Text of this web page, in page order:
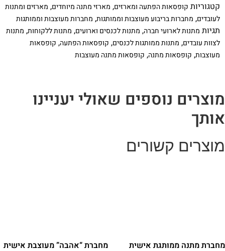
ממותגת
+
מחברת
ממותגת
מתנה
לכנסים
וארועים
קטגוריותקופסאות הפתעה ומארזים,מארזי מתנה מיוחדים,מארזים ומתנות
לעובדים,מחברות בריבוע מעוצבות וממותגות,מחברות מעוצבות וממותגות
תגיותמתנות לארועי חברה,מתנות לכנסים וארועים,מתנות ללקוחות,מתנות
לצוות עובדים,מתנות ממותגות לכנסים,קופסאות הפתעה,קופסאות
מעוצבות,קופסאות מתנה,קופסאות מתנה מעוצבות
נוספים שאולי יעניינו
קשורים
מתנה ממותגת אישית מחברת “אהבה” מעוצבת אישית